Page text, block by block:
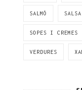
SALMÓ
SOPES I CREMES
VERDURES